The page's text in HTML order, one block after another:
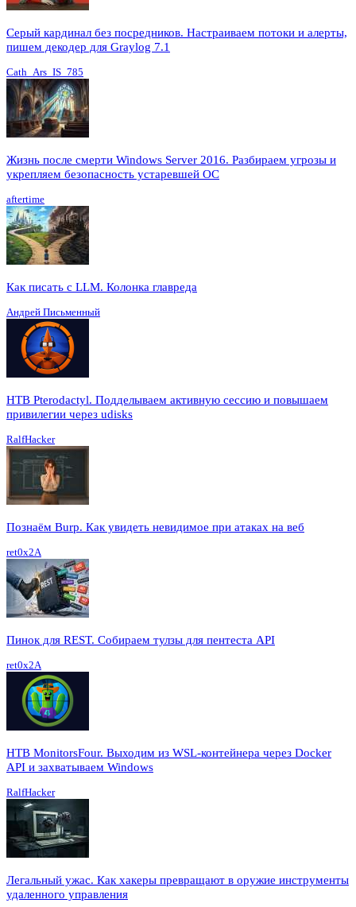
Серый кардинал без посредников. Настраиваем потоки и алерты,
пишем декодер для Graylog 7.1
Cath_Ars_IS_785
Жизнь после смерти Windows Server 2016. Разбираем угрозы и
укрепляем безопасность устаревшей ОС
aftertime
Как писать с LLM. Колонка главреда
Андрей Письменный
HTB Pterodactyl. Подделываем активную сессию и повышаем
привилегии через udisks
RalfHacker
Познаём Burp. Как увидеть невидимое при атаках на веб
ret0x2A
Пинок для REST. Собираем тулзы для пентеста API
ret0x2A
HTB MonitorsFour. Выходим из WSL-контейнера через Docker
API и захватываем Windows
RalfHacker
Легальный ужас. Как хакеры превращают в оружие инструменты
удаленного управления